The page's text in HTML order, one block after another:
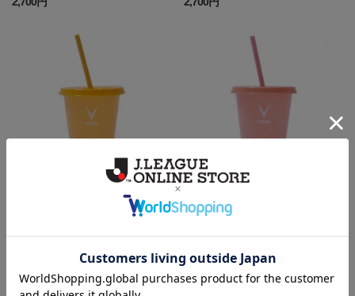
カラーチェンジタンブラー
カラーチェンジタンブラー
2,000円